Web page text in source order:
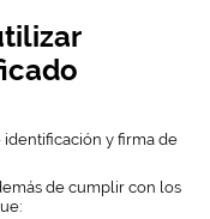
y firma de
de cumplir con los